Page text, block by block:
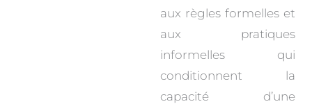
aux règles formelles et
aux pratiques
informelles qui
conditionnent la
capacité d’une